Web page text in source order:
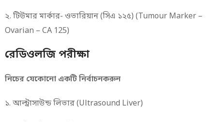
২. টিউমার মার্কার- ওভারিয়ান (সিএ ১২৫) (Tumour Marker –
Ovarian – CA 125)
রেডিওলজি পরীক্ষা
নিচের যেকোনো একটি নির্বাচনকরুন
১. আল্ট্রাসাউন্ড লিভার (Ultrasound Liver)